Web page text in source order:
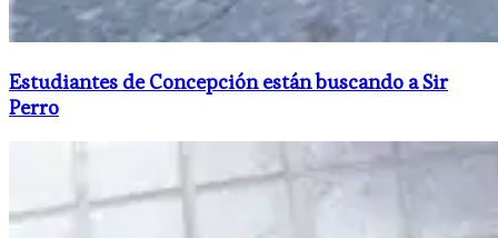
Estudiantes de Concepción están buscando a Sir
Perro